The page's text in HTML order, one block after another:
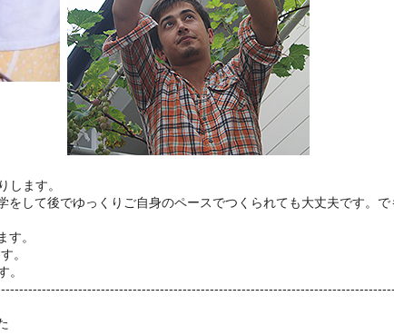
します。
して後でゆっくりご自身のペースでつくられても大丈夫です。で
。
。
。
------------------------------------------------------------